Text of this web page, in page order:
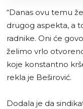
“Danas ovu temu
drugog aspekta, a
radnike. Oni će
želimo vrlo
koje konstantno
rekla je Beširović.
Dodala je da